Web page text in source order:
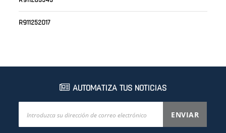
R911252017
AUTOMATIZA TUS NOTICIAS
ENVIAR